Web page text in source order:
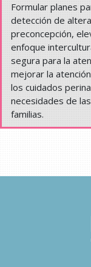
Formular planes
detección de
preconcepción,
enfoque
segura para la
mejorar la
los cuidados
necesidades de
familias.